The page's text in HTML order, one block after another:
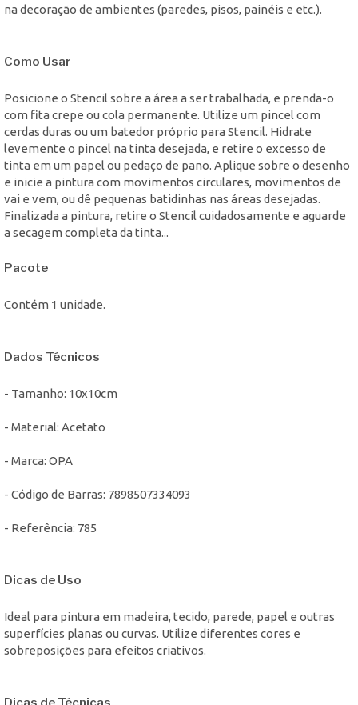
na decoração de ambientes (paredes, pisos, painéis e etc.).
Como Usar
Posicione o Stencil sobre a área a ser trabalhada, e prenda-o
com fita crepe ou cola permanente. Utilize um pincel com
cerdas duras ou um batedor próprio para Stencil. Hidrate
levemente o pincel na tinta desejada, e retire o excesso de
tinta em um papel ou pedaço de pano. Aplique sobre o desenho
e inicie a pintura com movimentos circulares, movimentos de
vai e vem, ou dê pequenas batidinhas nas áreas desejadas.
Finalizada a pintura, retire o Stencil cuidadosamente e aguarde
a secagem completa da tinta...
Pacote
Contém 1 unidade.
Dados Técnicos
- Tamanho: 10x10cm
- Material: Acetato
- Marca: OPA
- Código de Barras: 7898507334093
- Referência: 785
Dicas de Uso
Ideal para pintura em madeira, tecido, parede, papel e outras
superfícies planas ou curvas. Utilize diferentes cores e
sobreposições para efeitos criativos.